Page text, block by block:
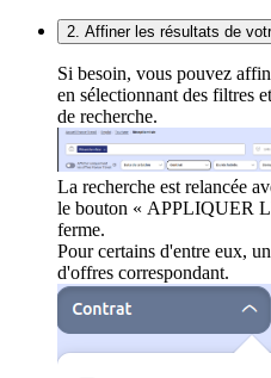
2. Affiner les résultats de
Si besoin, vous pouvez
en sélectionnant des filtres
de recherche.
La recherche est relancée
le bouton « APPLIQUER
ferme.
Pour certains d'entre eux,
d'offres correspondant.